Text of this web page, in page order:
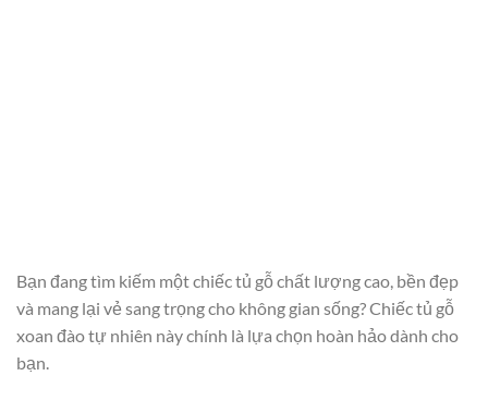
Bạn đang tìm kiếm một chiếc tủ gỗ chất lượng cao, bền đẹp
và mang lại vẻ sang trọng cho không gian sống? Chiếc tủ gỗ
xoan đào tự nhiên này chính là lựa chọn hoàn hảo dành cho
bạn.